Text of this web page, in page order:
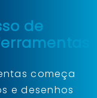
de
começa
e desenhos